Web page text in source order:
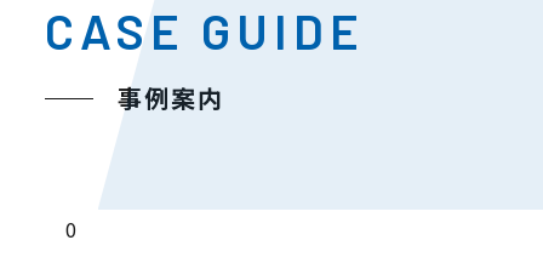
CASE GUIDE
事例案内
0